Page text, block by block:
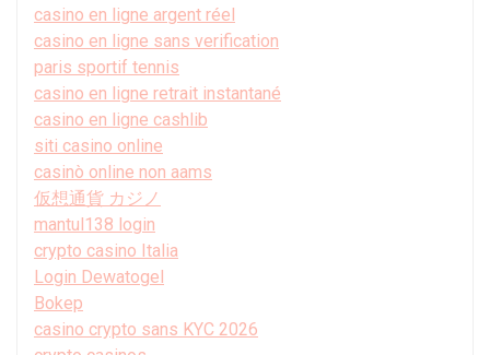
casino en ligne argent réel
casino en ligne sans verification
paris sportif tennis
casino en ligne retrait instantané
casino en ligne cashlib
siti casino online
casinò online non aams
仮想通貨 カジノ
mantul138 login
crypto casino Italia
Login Dewatogel
Bokep
casino crypto sans KYC 2026